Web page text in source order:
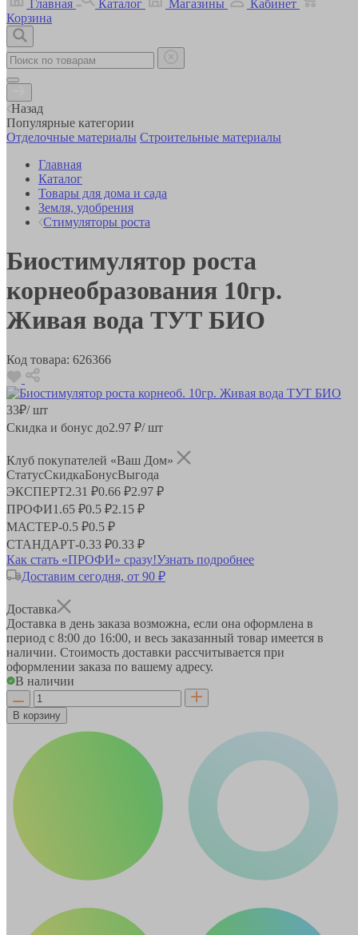
Главная
Каталог Магазины
Кабинет
Корзина
Назад
Популярные категории
Отделочные материалы Строительные материалы
Главная
Каталог
Товары для дома и сада
Земля, удобрения
Стимуляторы роста
Биостимулятор роста
корнеобразования 10гр.
Живая вода ТУТ БИО
Код товара: 626366
33₽/ шт
Скидка и бонус до2.97 ₽/ шт
Клуб покупателей «Ваш Дом»
СтатусСкидкаБонусВыгода
ЭКСПЕРТ2.31 ₽0.66 ₽2.97 ₽
ПРОФИ1.65 ₽0.5 ₽2.15 ₽
МАСТЕР-0.5 ₽0.5 ₽
СТАНДАРТ-0.33 ₽0.33 ₽
Как стать «ПРОФИ» сразу!Узнать подробнее
Доставим сегодня, от 90 ₽
Доставка
Доставка в день заказа возможна, если она оформлена в
период с 8:00 до 16:00, и весь заказанный товар имеется в
наличии. Стоимость доставки рассчитывается при
оформлении заказа по вашему адресу.
В наличии
В корзину